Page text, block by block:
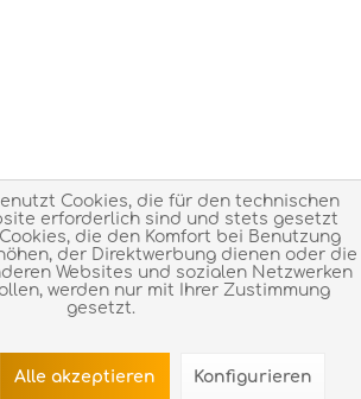
Cookies, die für den technischen
erforderlich sind und stets gesetzt
die den Komfort bei Benutzung
der Direktwerbung dienen oder die
Websites und sozialen Netzwerken
werden nur mit Ihrer Zustimmung
gesetzt.
Alle akzeptieren Konfigurieren